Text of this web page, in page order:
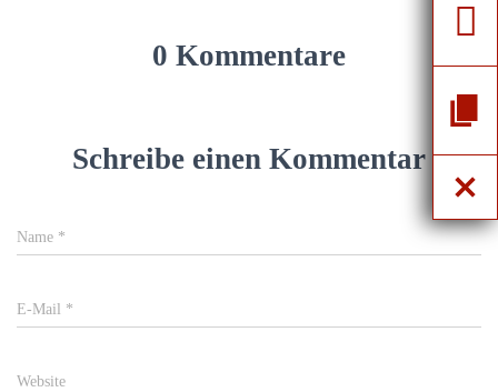
0 Kommentare
Schreibe einen Kommentar
Name *
E-Mail *
Website